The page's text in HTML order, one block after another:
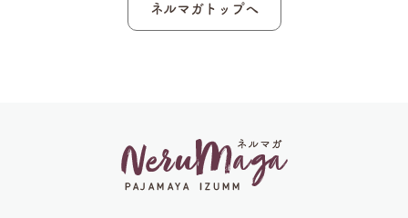
ネルマガトップへ